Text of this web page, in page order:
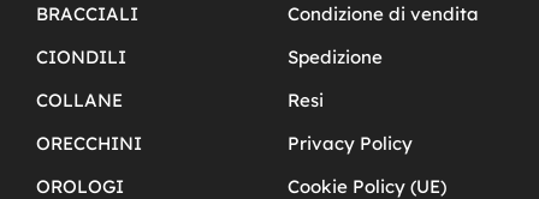
BRACCIALI
CIONDILI
COLLANE
ORECCHINI
OROLOGI
Condizione di vendita
Spedizione
Resi
Privacy Policy
Cookie Policy (UE)